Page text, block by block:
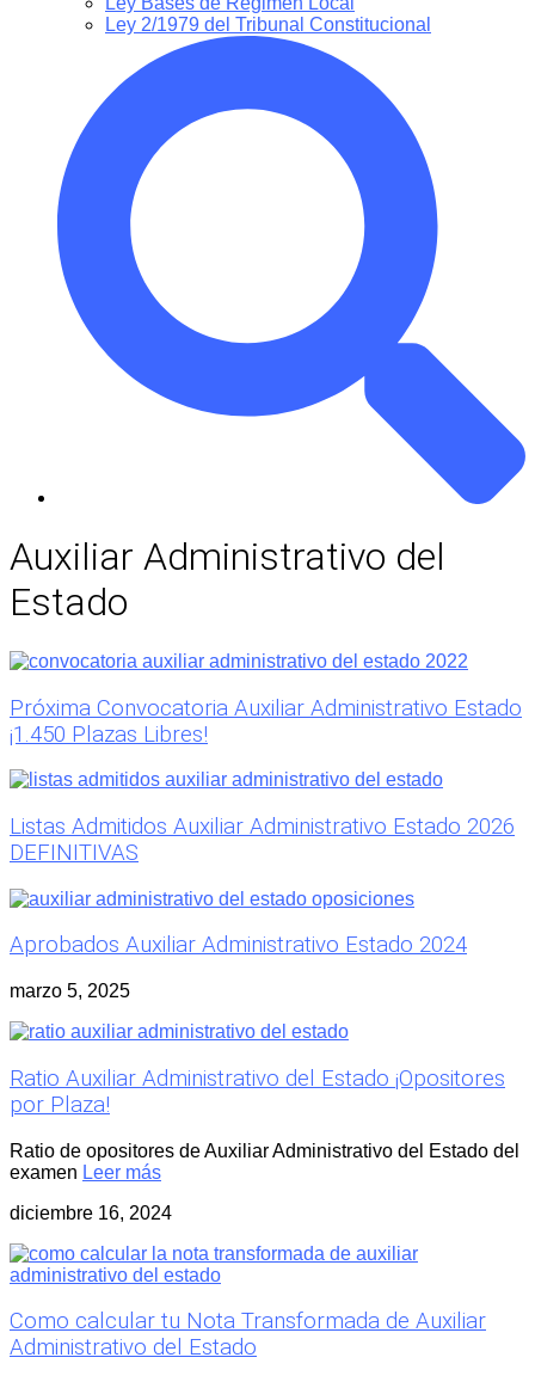
Ley 2/1979 del Tribunal Constitucional
Auxiliar Administrativo del
Estado
Próxima Convocatoria Auxiliar Administrativo Estado
¡1.450 Plazas Libres!
Listas Admitidos Auxiliar Administrativo Estado 2026
DEFINITIVAS
Aprobados Auxiliar Administrativo Estado 2024
marzo 5, 2025
Ratio Auxiliar Administrativo del Estado ¡Opositores
por Plaza!
Ratio de opositores de Auxiliar Administrativo del Estado del
examen Leer más
diciembre 16, 2024
Como calcular tu Nota Transformada de Auxiliar
Administrativo del Estado